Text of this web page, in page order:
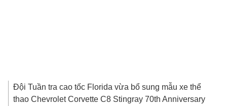
Đội Tuần tra cao tốc Florida vừa bổ sung mẫu xe thể
thao Chevrolet Corvette C8 Stingray 70th Anniversary